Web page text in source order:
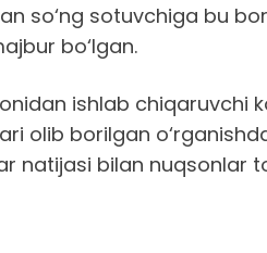
so‘ng sotuvchiga bu
bo‘lgan.
ishlab chiqaruvchi
olib borilgan
natijasi bilan nuqsonlar